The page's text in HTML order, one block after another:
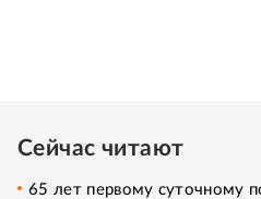
Сейчас читают
65 лет первому суточному